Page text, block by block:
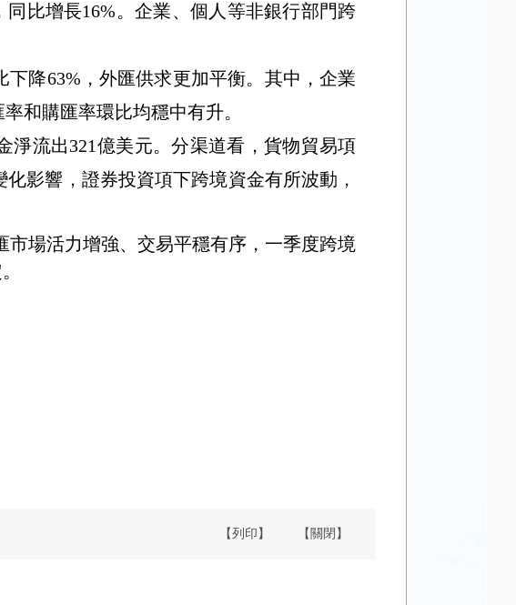
同比增長16%。企業、個人等非銀行部門跨
下降63% ，外匯供求更加平衡。其中，企業
和購匯率環比均穩中有升。
淨流出321億美元。分渠道看，貨物貿易項
影響，證券投資項下跨境資金有所波動，
場活力增強、交易平穩有序，一季度跨境
【列印】 【關閉】